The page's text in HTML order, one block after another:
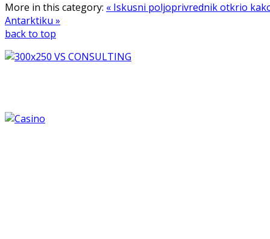
More in this category: « Iskusni poljoprivrednik otkrio
Antarktiku »
back to top